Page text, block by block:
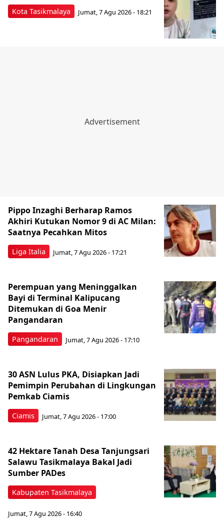
Kota Tasikmalaya Jumat, 7 Agu 2026 - 18:21
Liga Italia
Pippo Inzaghi Berharap Ramos
Akhiri Kutukan Nomor 9 di AC Milan:
Saatnya Pecahkan Mitos
Jumat, 7 Agu 2026 - 17:21
Pangandaran
Perempuan yang Meninggalkan
Bayi di Terminal Kalipucang
Ditemukan di Goa Menir
Pangandaran
Jumat, 7 Agu 2026 - 17:10
Ciamis
30 ASN Lulus PKA, Disiapkan Jadi
Pemimpin Perubahan di Lingkungan
Pemkab Ciamis
Jumat, 7 Agu 2026 - 17:00
Kabupaten Tasikmalaya
42 Hektare Tanah Desa Tanjungsari
Salawu Tasikmalaya Bakal Jadi
Sumber PADes
Jumat, 7 Agu 2026 - 16:40